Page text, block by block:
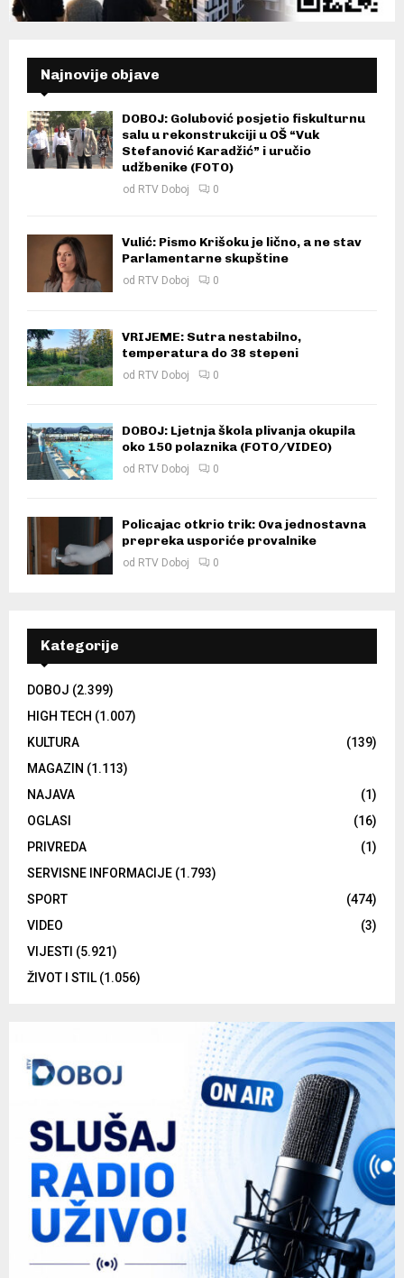
Najnovije objave
DOBOJ: Golubović posjetio fiskulturnu
salu u rekonstrukciji u OŠ “Vuk
Stefanović Karadžić” i uručio
udžbenike (FOTO)
od RTV Doboj 0
Vulić: Pismo Krišoku je lično, a ne stav
Parlamentarne skupštine
od RTV Doboj 0
VRIJEME: Sutra nestabilno,
temperatura do 38 stepeni
od RTV Doboj 0
DOBOJ: Ljetnja škola plivanja okupila
oko 150 polaznika (FOTO/VIDEO)
od RTV Doboj 0
Policajac otkrio trik: Ova jednostavna
prepreka usporiće provalnike
od RTV Doboj 0
Kategorije
DOBOJ (2.399)
HIGH TECH (1.007)
KULTURA
(139)
MAGAZIN (1.113)
NAJAVA
(1)
OGLASI
(16)
PRIVREDA
(1)
SERVISNE INFORMACIJE (1.793)
SPORT
(474)
VIDEO
(3)
VIJESTI (5.921)
ŽIVOT I STIL (1.056)